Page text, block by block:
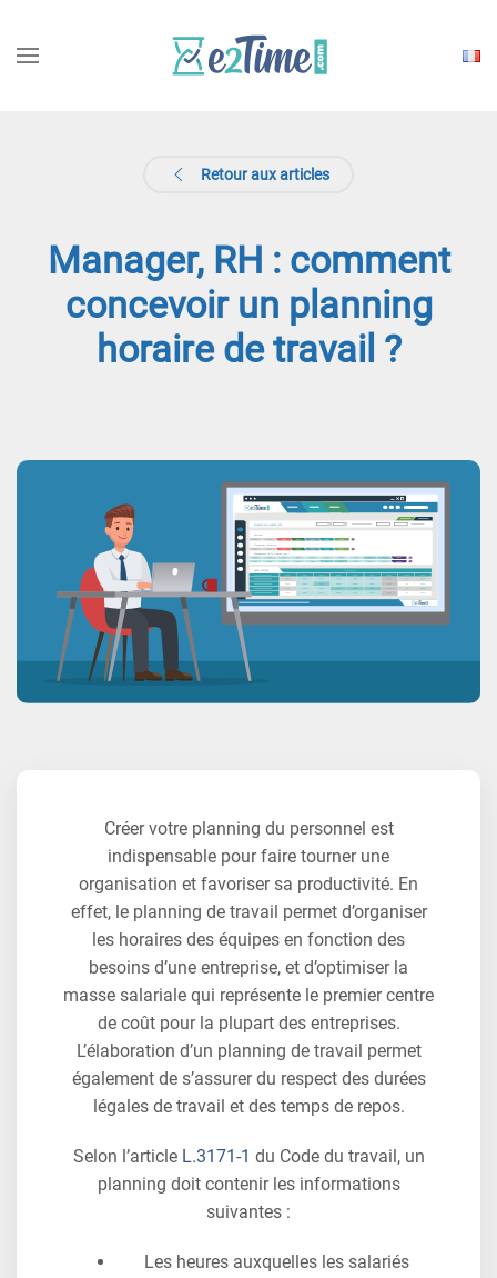
une
Retour aux articles
Manager, RH : comment
concevoir un planning
horaire de travail ?
Créer votre planning du personnel est
indispensable pour faire tourner une
organisation et favoriser sa productivité. En
effet, le planning de travail permet d’organiser
les horaires des équipes en fonction des
besoins d’une entreprise, et d’optimiser la
masse salariale qui représente le premier centre
de coût pour la plupart des entreprises.
L’élaboration d’un planning de travail permet
également de s’assurer du respect des durées
légales de travail et des temps de repos.
Selon l’article L.3171-1 du Code du travail, un
planning doit contenir les informations
suivantes :
Les heures auxquelles les salariés